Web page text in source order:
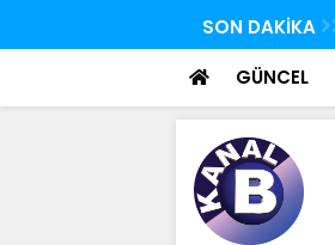
SON DAKİKA
FETÖ'nün suikast timindeki Burkay
GÜNCEL